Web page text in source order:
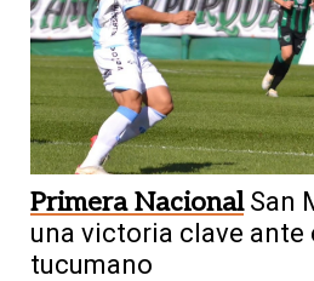
Primera Nacional San
una victoria clave ante
tucumano